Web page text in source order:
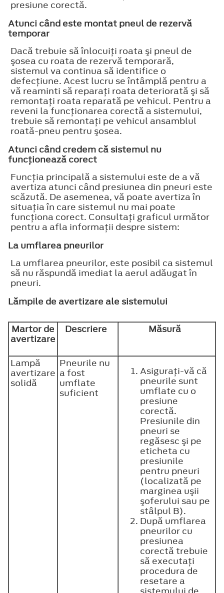
presiune corectă.
Atunci când este montat pneul de rezervă
temporar
Dacă trebuie să înlocuiţi roata şi pneul de
şosea cu roata de rezervă temporară,
sistemul va continua să identifice o
defecţiune. Acest lucru se întâmplă pentru a
vă reaminti să reparaţi roata deteriorată şi să
remontaţi roata reparată pe vehicul. Pentru a
reveni la funcţionarea corectă a sistemului,
trebuie să remontaţi pe vehicul ansamblul
roată-pneu pentru şosea.
Atunci când credem că sistemul nu
funcţionează corect
Funcţia principală a sistemului este de a vă
avertiza atunci când presiunea din pneuri este
scăzută. De asemenea, vă poate avertiza în
situaţia în care sistemul nu mai poate
funcţiona corect. Consultaţi graficul următor
pentru a afla informaţii despre sistem:
La umflarea pneurilor
La umflarea pneurilor, este posibil ca sistemul
să nu răspundă imediat la aerul adăugat în
pneuri.
Lămpile de avertizare ale sistemului
Martor de
avertizare
Descriere Măsură
Lampă
avertizare
solidă
Pneurile nu
a fost
umflate
suficient
Asiguraţi-vă că
pneurile sunt
umflate cu o
presiune
corectă.
Presiunile din
pneuri se
regăsesc şi pe
eticheta cu
presiunile
pentru pneuri
(localizată pe
marginea uşii
şoferului sau pe
stâlpul B).
După umflarea
pneurilor cu
presiunea
corectă trebuie
să executaţi
procedura de
resetare a